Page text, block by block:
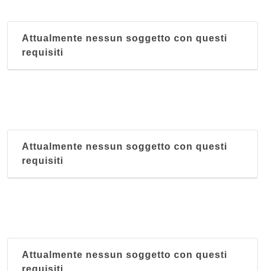
Attualmente nessun soggetto con questi
requisiti
Attualmente nessun soggetto con questi
requisiti
Attualmente nessun soggetto con questi
requisiti